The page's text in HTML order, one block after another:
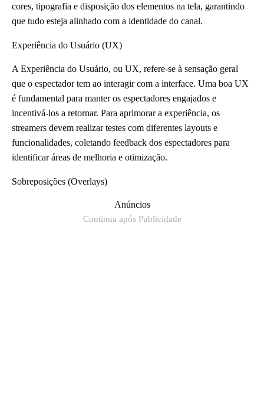
cores, tipografia e disposição dos elementos na tela, garantindo
que tudo esteja alinhado com a identidade do canal.
Experiência do Usuário (UX)
A Experiência do Usuário, ou UX, refere-se à sensação geral
que o espectador tem ao interagir com a interface. Uma boa UX
é fundamental para manter os espectadores engajados e
incentivá-los a retornar. Para aprimorar a experiência, os
streamers devem realizar testes com diferentes layouts e
funcionalidades, coletando feedback dos espectadores para
identificar áreas de melhoria e otimização.
Sobreposições (Overlays)
Anúncios
Continua após Publicidade